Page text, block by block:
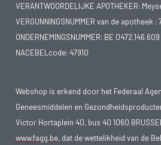
VERANTWOORDELIJKE APOTHEKER:
VERGUNNINGSNUMMER van de apotheek :
ONDERNEMINGSNUMMER: BE 0472.146.609
NACEBELcode: 47910
Webshop is erkend door het Federaal
Geneesmiddelen en
Victor Hortaplein 40, bus 40 1060
www.fagg.be, dat de wettelikheid van de